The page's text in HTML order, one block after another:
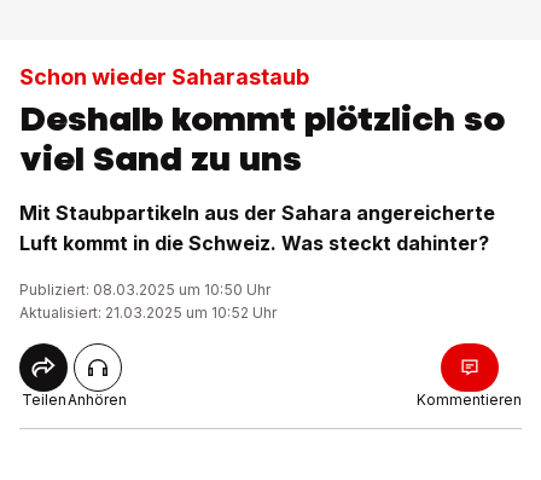
Schon wieder Saharastaub
Deshalb kommt plötzlich so
viel Sand zu uns
Mit Staubpartikeln aus der Sahara angereicherte
Luft kommt in die Schweiz. Was steckt dahinter?
Publiziert: 08.03.2025 um 10:50 Uhr
Aktualisiert: 21.03.2025 um 10:52 Uhr
TeilenAnhören Kommentieren